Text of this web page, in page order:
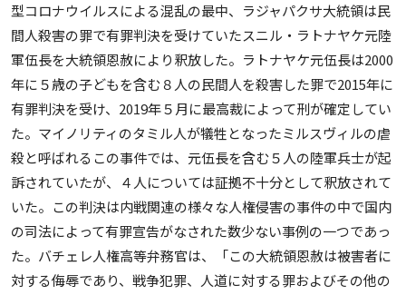
型コロナウイルスによる混乱の最中、ラジャパクサ大統領は民
間人殺害の罪で有罪判決を受けていたスニル・ラトナヤケ元陸
軍伍長を大統領恩赦により釈放した。ラトナヤケ元伍長は2000
年に５歳の子どもを含む８人の民間人を殺害した罪で2015年に
有罪判決を受け、2019年５月に最高裁によって刑が確定してい
た。マイノリティのタミル人が犠牲となったミルスヴィルの虐
殺と呼ばれるこの事件では、元伍長を含む５人の陸軍兵士が起
訴されていたが、４人については証拠不十分として釈放されて
いた。この判決は内戦関連の様々な人権侵害の事件の中で国内
の司法によって有罪宣告がなされた数少ない事例の一つであっ
た。バチェレ人権高等弁務官は、「この大統領恩赦は被害者に
対する侮辱であり、戦争犯罪、人道に対する罪およびその他の